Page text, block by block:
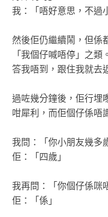
我：「唔好意思，不過
然後佢仍繼續鬧，但係
「我個仔喊唔停」之
答我唔到，跟住我就去
過咗幾分鐘後，佢行埋
咁犀利，而佢個仔係唔
我問：「你小朋友幾多
佢：「四歲」
我再問：「你個仔係咪
佢：「係」